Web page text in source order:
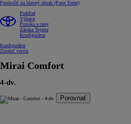
Preskočiť na hlavný obsah (Press Enter)
Prehľad
Výbava
Ponuka a ceny
Záruka Toyota
Konfigurátor
Konfigurátor
Zmeniť verziu
Mirai Comfort
4-dv.
Porovnať